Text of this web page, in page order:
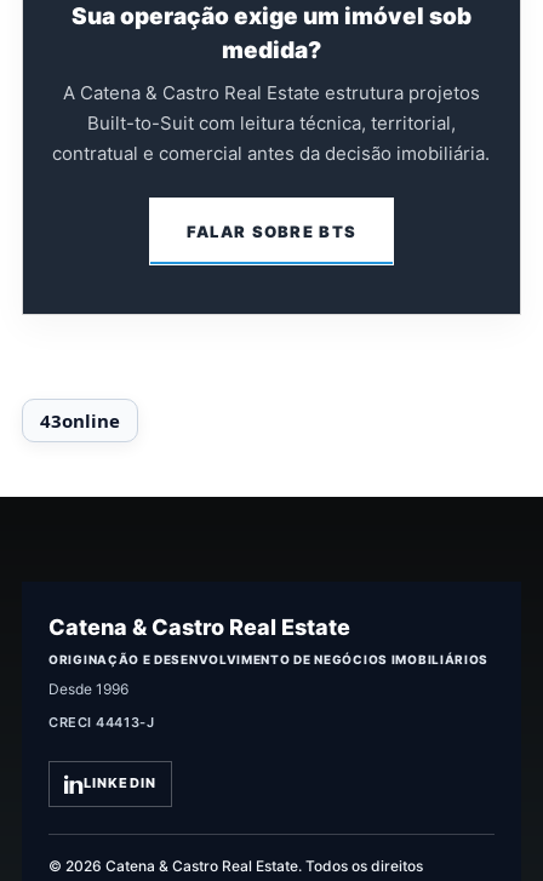
Sua operação exige um imóvel sob
medida?
A Catena & Castro Real Estate estrutura projetos
Built-to-Suit com leitura técnica, territorial,
contratual e comercial antes da decisão imobiliária.
FALAR SOBRE BTS
Catena & Castro Real Estate
ORIGINAÇÃO E DESENVOLVIMENTO DE NEGÓCIOS IMOBILIÁRIOS
Desde 1996
CRECI 44413-J
LINKEDIN
© 2026 Catena & Castro Real Estate. Todos os direitos